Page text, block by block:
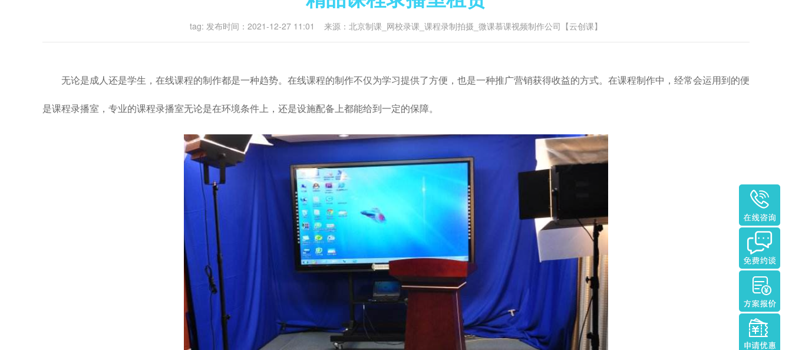
tag: 发布时间：2021-12-27 11:01 来源：北京制课_网校录课_课程录制拍摄_微课慕课视频制作公司【云创课】
无论是成人还是学生，在线课程的制作都是一种趋势。在线课程的制作不仅为学习提供了方便，也是一种推广营销获得收益的方式。在课程制作中，经常会运用到的便
是课程录播室，专业的课程录播室无论是在环境条件上，还是设施配备上都能给到一定的保障。